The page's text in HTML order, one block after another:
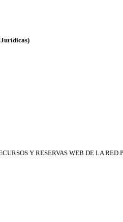
Jurídicas)
Y RESERVAS WEB DE LA RED